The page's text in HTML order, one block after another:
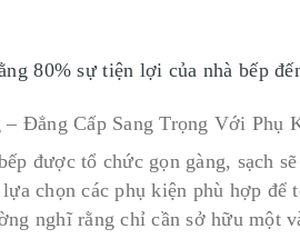
80% sự tiện lợi của nhà bếp
được tổ chức gọn gàng, sạch
chọn các phụ kiện phù hợp để
nghĩ rằng chỉ cần sở hữu một